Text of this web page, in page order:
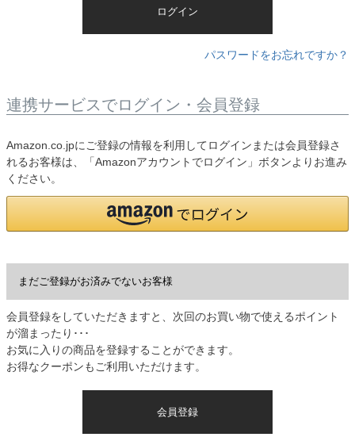
ログイン
パスワードをお忘れですか？
連携サービスでログイン・会員登録
Amazon.co.jpにご登録の情報を利用してログインまたは会員登録さ
れるお客様は、「Amazonアカウントでログイン」ボタンよりお進み
ください。
まだご登録がお済みでないお客様
会員登録をしていただきますと、次回のお買い物で使えるポイント
が溜まったり･･･
お気に入りの商品を登録することができます。
お得なクーポンもご利用いただけます。
会員登録